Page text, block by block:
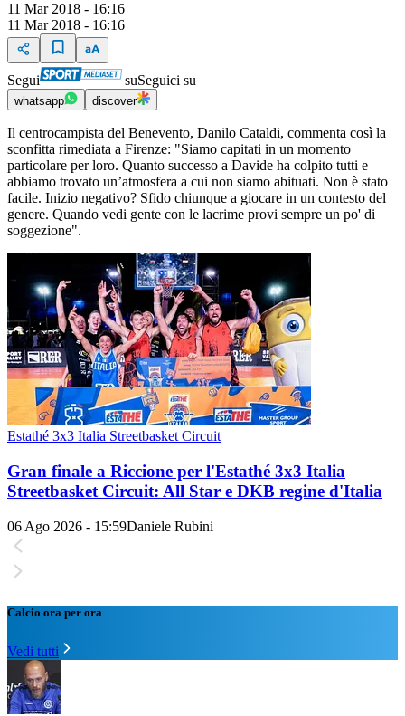
11 Mar 2018 - 16:16
11 Mar 2018 - 16:16
Segui suSeguici su
whatsapp discover
Il centrocampista del Benevento, Danilo Cataldi, commenta così la
sconfitta rimediata a Firenze: "Siamo capitati in un momento
particolare per loro. Quanto successo a Davide ha colpito tutti e
abbiamo trovato un’atmosfera a cui non siamo abituati. Non è stato
facile. Inizio negativo? Sfido chiunque a giocare in un contesto del
genere. Quando vedi gente con le lacrime provi sempre un po' di
soggezione".
Estathé 3x3 Italia Streetbasket Circuit
Gran finale a Riccione per l'Estathé 3x3 Italia
Streetbasket Circuit: All Star e DKB regine d'Italia
06 Ago 2026 - 15:59Daniele Rubini
Calcio ora per ora
Vedi tutti